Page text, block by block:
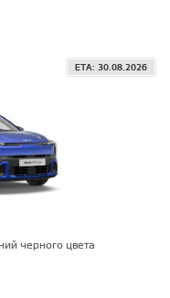
ETA: 30.08.2026
черного цвета